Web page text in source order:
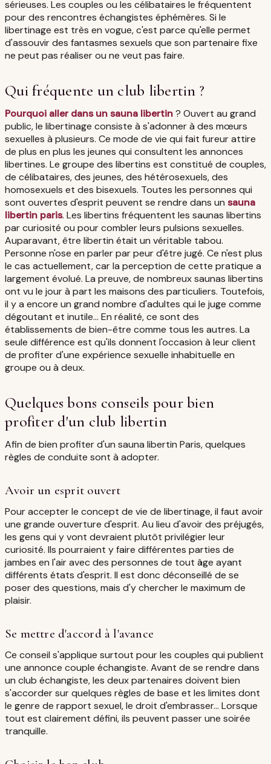
sérieuses. Les couples ou les célibataires le fréquentent
pour des rencontres échangistes éphémères. Si le
libertinage est très en vogue, c'est parce qu'elle permet
d'assouvir des fantasmes sexuels que son partenaire fixe
ne peut pas réaliser ou ne veut pas faire.
Qui fréquente un club libertin ?
Pourquoi aller dans un sauna libertin? Ouvert au grand
public, le libertinage consiste à s'adonner à des mœurs
sexuelles à plusieurs. Ce mode de vie qui fait fureur attire
de plus en plus les jeunes qui consultent les annonces
libertines. Le groupe des libertins est constitué de couples,
de célibataires, des jeunes, des hétérosexuels, des
homosexuels et des bisexuels. Toutes les personnes qui
sont ouvertes d'esprit peuvent se rendre dans un sauna
libertin paris. Les libertins fréquentent les saunas libertins
par curiosité ou pour combler leurs pulsions sexuelles.
Auparavant, être libertin était un véritable tabou.
Personne n'ose en parler par peur d'être jugé. Ce n'est plus
le cas actuellement, car la perception de cette pratique a
largement évolué. La preuve, de nombreux saunas libertins
ont vu le jour à part les maisons des particuliers. Toutefois,
il y a encore un grand nombre d'adultes qui le juge comme
dégoutant et inutile… En réalité, ce sont des
établissements de bien-être comme tous les autres. La
seule différence est qu'ils donnent l'occasion à leur client
de profiter d'une expérience sexuelle inhabituelle en
groupe ou à deux.
Quelques bons conseils pour bien
profiter d'un club libertin
Afin de bien profiter d'un sauna libertin Paris, quelques
règles de conduite sont à adopter.
Avoir un esprit ouvert
Pour accepter le concept de vie de libertinage, il faut avoir
une grande ouverture d'esprit. Au lieu d'avoir des préjugés,
les gens qui y vont devraient plutôt privilégier leur
curiosité. Ils pourraient y faire différentes parties de
jambes en l'air avec des personnes de tout âge ayant
différents états d'esprit. Il est donc déconseillé de se
poser des questions, mais d'y chercher le maximum de
plaisir.
Se mettre d'accord à l'avance
Ce conseil s'applique surtout pour les couples qui publient
une annonce couple échangiste. Avant de se rendre dans
un club échangiste, les deux partenaires doivent bien
s'accorder sur quelques règles de base et les limites dont
le genre de rapport sexuel, le droit d'embrasser… Lorsque
tout est clairement défini, ils peuvent passer une soirée
tranquille.